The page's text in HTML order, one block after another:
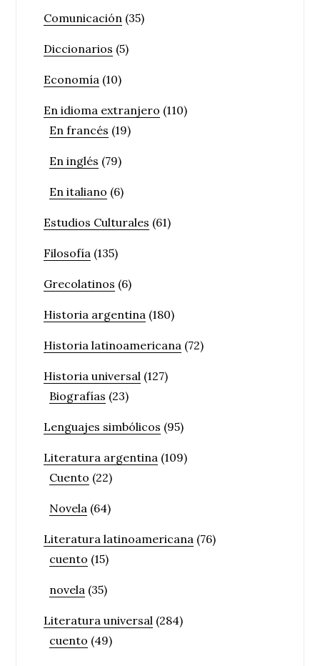
Comunicación (35)
Diccionarios (5)
Economía (10)
En idioma extranjero (110)
En francés (19)
En inglés (79)
En italiano (6)
Estudios Culturales (61)
Filosofía (135)
Grecolatinos (6)
Historia argentina (180)
Historia latinoamericana (72)
Historia universal (127)
Biografías (23)
Lenguajes simbólicos (95)
Literatura argentina (109)
Cuento (22)
Novela (64)
Literatura latinoamericana (76)
cuento (15)
novela (35)
Literatura universal (284)
cuento (49)